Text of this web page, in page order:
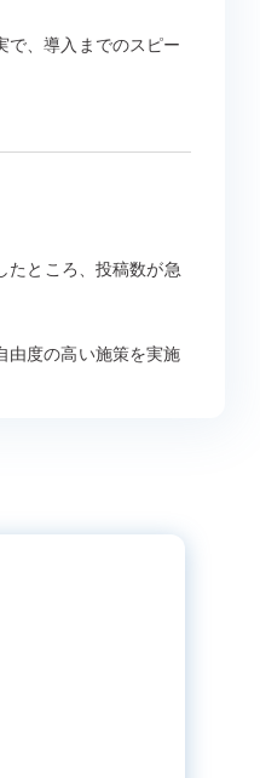
で、導入までのスピー
たところ、投稿数が急
由度の高い施策を実施